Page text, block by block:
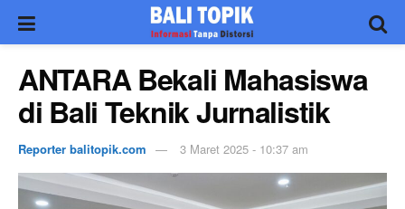
ANTARA Bekali Mahasiswa
di Bali Teknik Jurnalistik
Reporter balitopik.com 3 Maret 2025 - 10:37 am